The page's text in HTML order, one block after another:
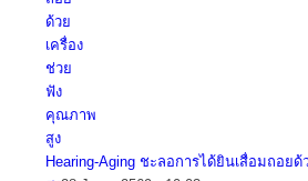
Hearing-Aging ชะลอการได้ยินเสื่อมถอย